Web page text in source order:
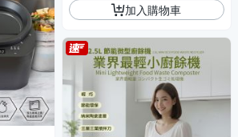
加入購物車